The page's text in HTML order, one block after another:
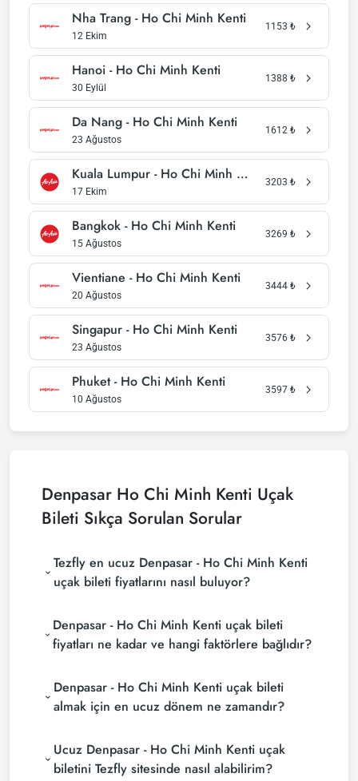
Nha Trang - Ho Chi Minh Kenti
12 Ekim
1153 ₺
Hanoi - Ho Chi Minh Kenti
30 Eylül
1388 ₺
Da Nang - Ho Chi Minh Kenti
23 Ağustos
1612 ₺
Kuala Lumpur - Ho Chi Minh Kenti
17 Ekim
3203 ₺
Bangkok - Ho Chi Minh Kenti
15 Ağustos
3269 ₺
Vientiane - Ho Chi Minh Kenti
20 Ağustos
3444 ₺
Singapur - Ho Chi Minh Kenti
23 Ağustos
3576 ₺
Phuket - Ho Chi Minh Kenti
10 Ağustos
3597 ₺
Denpasar Ho Chi Minh Kenti Uçak
Bileti Sıkça Sorulan Sorular
Tezfly en ucuz Denpasar - Ho Chi Minh Kenti
uçak bileti fiyatlarını nasıl buluyor?
bileti fiyatlarını bulmak için tur operatörleri, büyük
rezervasyon siteleri (konsolidatörler) ve yüzlerce
havayolu sitesini aramaktadır. Tezfly sitesinde
arayarak ucuz Denpasar - Ho Chi Minh Kenti uçak
biletlerini bulup karşılaştırabilir ve un uygun biletini
Denpasar - Ho Chi Minh Kenti uçak bileti
fiyatları ne kadar ve hangi faktörlere bağlıdır?
havayolu şirketine, seyahat tarihlerinize, bilet
sınıfınıza ve rezervasyon yapılan döneme göre
değişiklik gösterir. Erken rezervasyon yaparak ve
bilet bulabilirsiniz.
Denpasar - Ho Chi Minh Kenti uçak bileti
almak için en ucuz dönem ne zamandır?
istiyorsanız rezervasyonuzu son dakikaya
bırakmayın. Denpasar - Ho Chi Minh Kenti uçak
Ucuz Denpasar - Ho Chi Minh Kenti uçak
biletini Tezfly sitesinde nasıl alabilirim?